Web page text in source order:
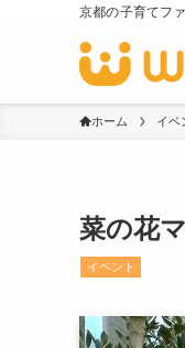
京都の子育てフ
ホーム イベ
菜の花
イベント